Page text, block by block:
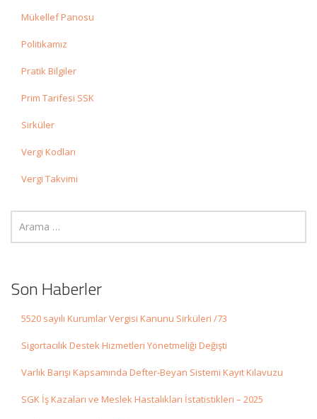
Mükellef Panosu
Politikamız
Pratik Bilgiler
Prim Tarifesi SSK
Sirküler
Vergi Kodları
Vergi Takvimi
Son Haberler
5520 sayılı Kurumlar Vergisi Kanunu Sirküleri /73
Sigortacılık Destek Hizmetleri Yönetmeliği Değişti
Varlık Barışı Kapsamında Defter-Beyan Sistemi Kayıt Kılavuzu
SGK İş Kazaları ve Meslek Hastalıkları İstatistikleri – 2025